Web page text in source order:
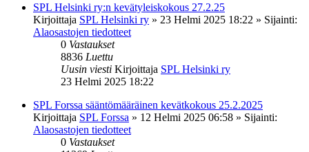
SPL Helsinki ry:n kevätyleiskokous 27.2.25
Kirjoittaja SPL Helsinki ry » 23 Helmi 2025 18:22 » Sijainti:
Alaosastojen tiedotteet
0 Vastaukset
8836 Luettu
Uusin viesti Kirjoittaja SPL Helsinki ry
23 Helmi 2025 18:22
SPL Forssa sääntömääräinen kevätkokous 25.2.2025
Kirjoittaja SPL Forssa » 12 Helmi 2025 06:58 » Sijainti:
Alaosastojen tiedotteet
0 Vastaukset